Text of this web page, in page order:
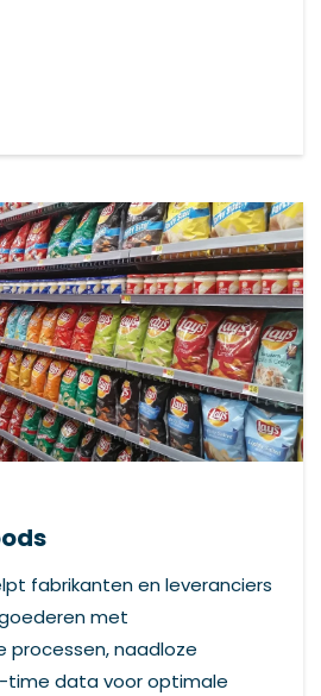
fabrikanten en leveranciers
met
naadloze
time data voor optimale